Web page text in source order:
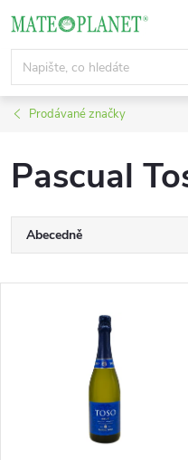
na
obsah
Prodávané značky
Pascual
Ř
a
Abecedně
Nejprodávanější